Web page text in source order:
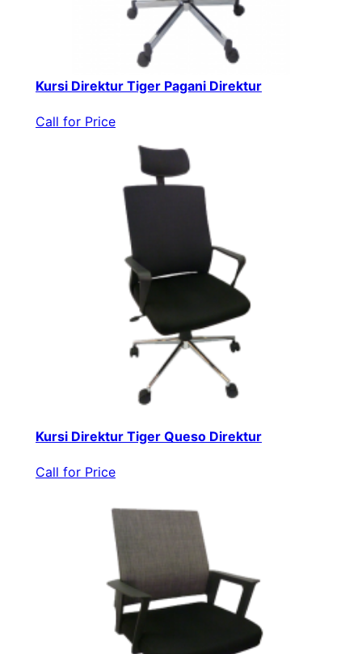
Kursi Direktur Tiger Pagani Direktur
Call for Price
Kursi Direktur Tiger Queso Direktur
Call for Price